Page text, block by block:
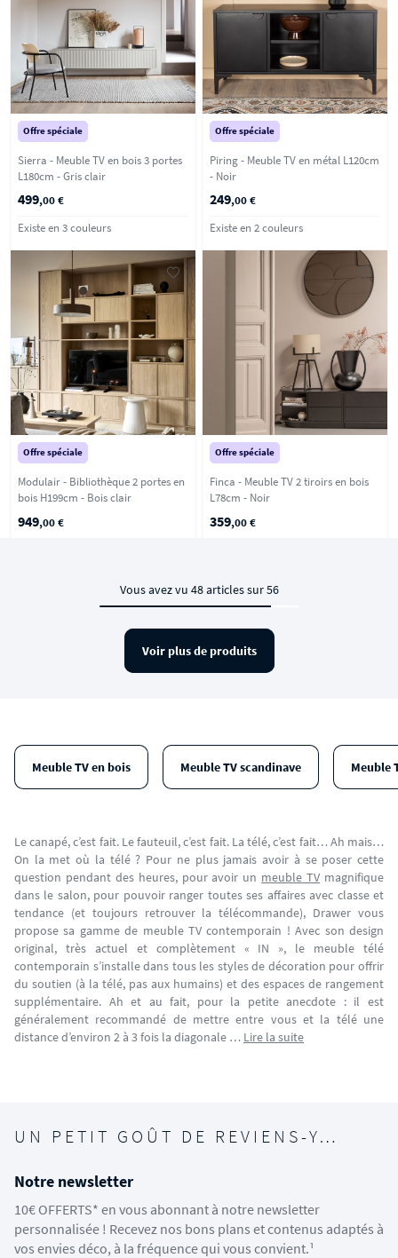
Offre spéciale
Sierra - Meuble TV en bois 3 portes
L180cm - Gris clair
499,00 €
Existe en 3 couleurs
Offre spéciale
Piring - Meuble TV en métal L120cm
- Noir
249,00 €
Existe en 2 couleurs
Offre spéciale
Modulair - Bibliothèque 2 portes en
bois H199cm - Bois clair
949,00 €
Offre spéciale
Finca - Meuble TV 2 tiroirs en bois
L78cm - Noir
359,00 €
Vous avez vu 48 articles sur 56
Voir plus de produits
Meuble TV en bois Meuble TV scandinave Meuble
Le canapé, c’est fait. Le fauteuil, c’est fait. La télé, c’est fait… Ah mais…
On la met où la télé ? Pour ne plus jamais avoir à se poser cette
question pendant des heures, pour avoir un meuble TV magnifique
dans le salon, pour pouvoir ranger toutes ses affaires avec classe et
tendance (et toujours retrouver la télécommande), Drawer vous
propose sa gamme de meuble TV contemporain ! Avec son design
original, très actuel et complètement « IN », le meuble télé
contemporain s’installe dans tous les styles de décoration pour offrir
du soutien (à la télé, pas aux humains) et des espaces de rangement
supplémentaire. Ah et au fait, pour la petite anecdote : il est
généralement recommandé de mettre entre vous et la télé une
distance d’environ 2 à 3 fois la diagonale … Lire la suite
UN PETIT GOÛT DE REVIENS-Y…
Notre newsletter
10€ OFFERTS* en vous abonnant à notre newsletter
personnalisée ! Recevez nos bons plans et contenus adaptés à
vos envies déco, à la fréquence qui vous convient.¹